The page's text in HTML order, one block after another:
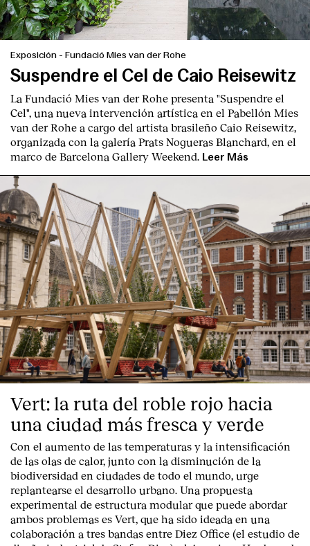
Exposición - Fundació Mies van der Rohe
Suspendre el Cel de Caio Reisewitz
La Fundació Mies van der Rohe presenta "Suspendre el
Cel", una nueva intervención artística en el Pabellón Mies
van der Rohe a cargo del artista brasileño Caio Reisewitz,
organizada con la galería Prats Nogueras Blanchard, en el
marco de Barcelona Gallery Weekend. Leer Más
Vert: la ruta del roble rojo hacia
una ciudad más fresca y verde
Con el aumento de las temperaturas y la intensificación
de las olas de calor, junto con la disminución de la
biodiversidad en ciudades de todo el mundo, urge
replantearse el desarrollo urbano. Una propuesta
experimental de estructura modular que puede abordar
ambos problemas es Vert, que ha sido ideada en una
colaboración a tres bandas entre Diez Office (el estudio de